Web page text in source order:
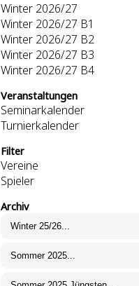
Winter 2026/27
Winter 2026/27 B1
Winter 2026/27 B2
Winter 2026/27 B3
Winter 2026/27 B4
Veranstaltungen
Seminarkalender
Turnierkalender
Filter
Vereine
Spieler
Archiv